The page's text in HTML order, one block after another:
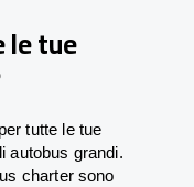
le tue
tutte le tue
autobus grandi.
charter sono